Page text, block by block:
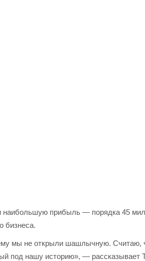
наибольшую прибыль — порядка 45
бизнеса.
мы не открыли шашлычную. Считаю,
под нашу историю», — рассказывает